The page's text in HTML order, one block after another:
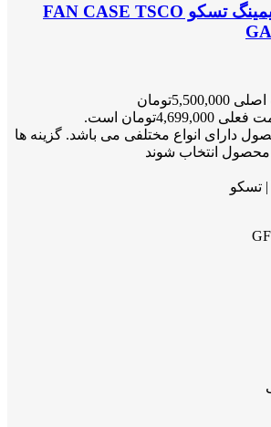
فن کیس 3عددی گیمینگ تسکو FAN CASE TSCO
قیمت اصلی 5,500,000تومان
4,699,000تومان است.
دارای انواع مختلفی می باشد. گزینه ها
انتخاب شوند